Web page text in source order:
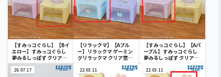
【すみっコぐらし】【Bイ
エロー】すみっコぐらし
夢みるしっぽず クリア窓
付き収納ボックス
【リラックマ】【Aブル
ー】リラックマ ゲーミン
グリラックマ クリア窓付
【すみっコぐらし】【Aパ
ープル】すみっコぐらし
夢みるしっぽず クリア窓
26.07.17 22.03.11 22.03.11